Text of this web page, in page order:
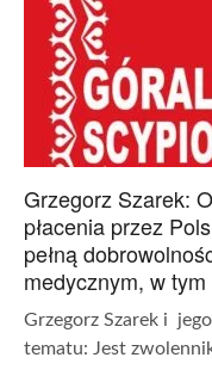
Grzegorz Szarek:
płacenia przez
pełną
medycznym, w
Grzegorz Szarek i
tematu: Jest